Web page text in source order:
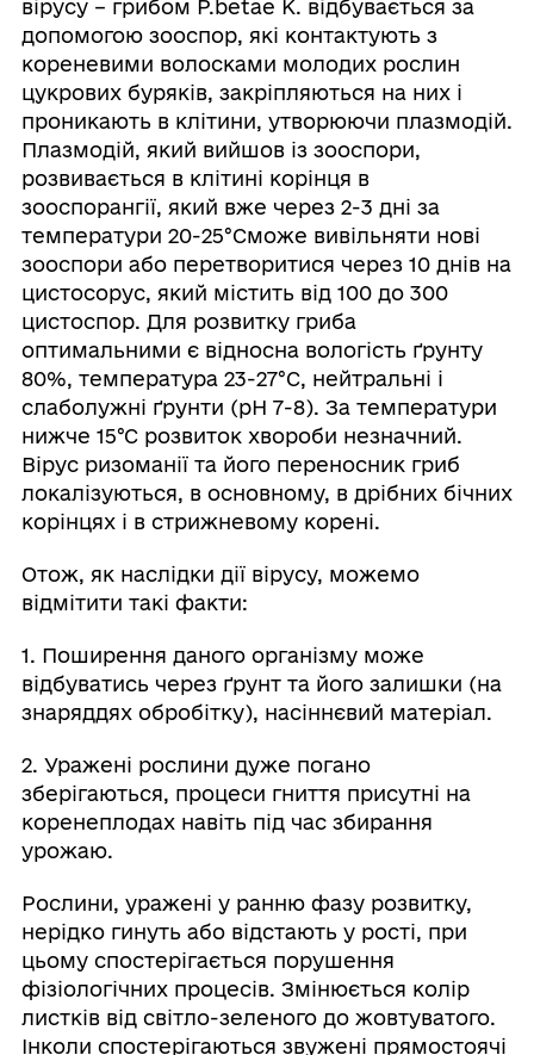
вірусу – грибом P.betae К. відбувається за
допомогою зооспор, які контактують з
кореневими волосками молодих рослин
цукрових буряків, закріпляються на них і
проникають в клітини, утворюючи плазмодій.
Плазмодій, який вийшов із зооспори,
розвивається в клітині корінця в
зооспорангії, який вже через 2-3 дні за
температури 20-25°Cможе вивільняти нові
зооспори або перетворитися через 10 днів на
цистосорус, який містить від 100 до 300
цистоспор. Для розвитку гриба
оптимальними є відносна вологість ґрунту
80%, температура 23-27°C, нейтральні і
слаболужні ґрунти (рН 7-8). За температури
нижче 15°С розвиток хвороби незначний.
Вірус ризоманії та його переносник гриб
локалізуються, в основному, в дрібних бічних
корінцях і в стрижневому корені.
Отож, як наслідки дії вірусу, можемо
відмітити такі факти:
1. Поширення даного організму може
відбуватись через ґрунт та його залишки (на
знаряддях обробітку), насіннєвий матеріал.
2. Уражені рослини дуже погано
зберігаються, процеси гниття присутні на
коренеплодах навіть під час збирання
урожаю.
Рослини, уражені у ранню фазу розвитку,
нерідко гинуть або відстають у рості, при
цьому спостерігається порушення
фізіологічних процесів. Змінюється колір
листків від світло-зеленого до жовтуватого.
Інколи спостерігаються звужені прямостоячі